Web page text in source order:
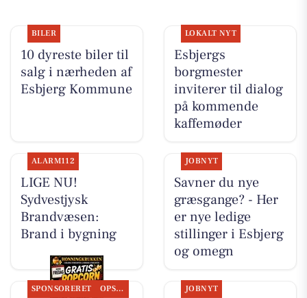
BILER
10 dyreste biler til
salg i nærheden af
Esbjerg Kommune
LOKALT NYT
Esbjergs
borgmester
inviterer til dialog
på kommende
kaffemøder
ALARM112
LIGE NU!
Sydvestjysk
Brandvæsen:
Brand i bygning
JOBNYT
Savner du nye
græsgange? - Her
er nye ledige
stillinger i Esbjerg
og omegn
SPONSORERET OPSLAGSTAVLEN JOBNYT